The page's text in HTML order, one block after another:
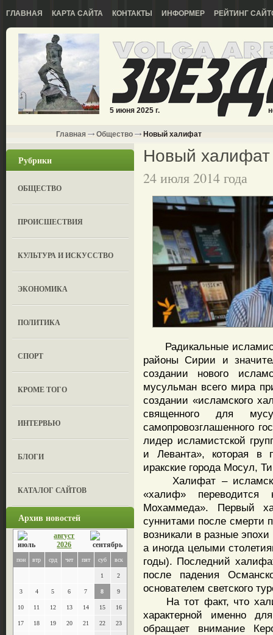
ГЛАВНАЯ КАРТА САЙТА КОНТАКТЫ ИНФОРМЕР РЕЙТИНГ
5 июня 2025 г.
Главная Общество Новый халифат
Рубрики
ОБЩЕСТВО
ПРОИСШЕСТВИЯ
КУЛЬТУРА И ИСКУССТВО
ЭКОНОМИКА
ПОЛИТИКА
СПОРТ
КРОМЕ ТОГО
ИНТЕРВЬЮ
БЛОГИ
КАТАЛОГ САЙТОВ
Архив новостей
август
2026
пон втр срд чет пят суб вск
1 2
3 4 5 6 7 8 9
10 11 12 13 14 15 16
17 18 19 20 21 22 23
Новый халифат
24 июля 2014 года
Радикальные
районы Сирии и
создании нового
мусульман всего мира
создании «исламского
священного для
самопровозглашенного
лидер исламистской
и Леванта», которая в
иракские города Мосул,
Халифат – исламское
«халиф» переводится
Мохаммеда». Первый
суннитами после смерти
возникали в разные
а иногда целыми
годы). Последний
после падения
основателем светского
На тот факт, что
характерной именно
обращает внимание